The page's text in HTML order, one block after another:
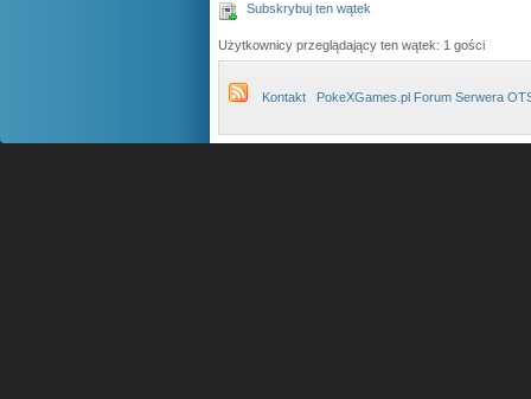
Subskrybuj ten wątek
Użytkownicy przeglądający ten wątek: 1 gości
Kontakt PokeXGames.pl Forum Serwera